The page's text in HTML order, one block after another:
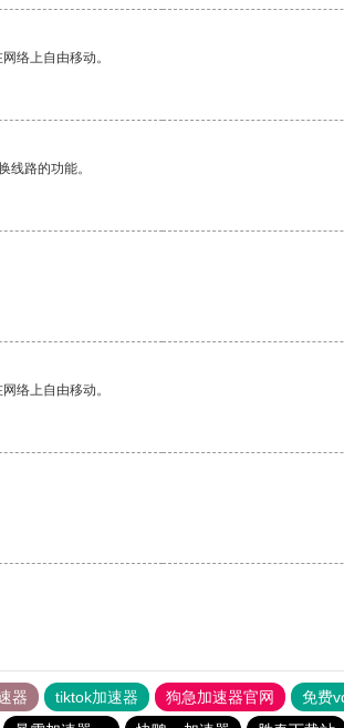
络上自由移动。
线路的功能。
络上自由移动。
器 tiktok加速器 狗急加速器官网 免费